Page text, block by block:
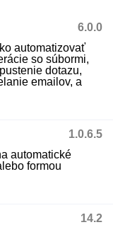
6.0.0
automatizovať
so súbormi,
dotazu,
emailov, a
1.0.6.5
automatické
formou
14.2